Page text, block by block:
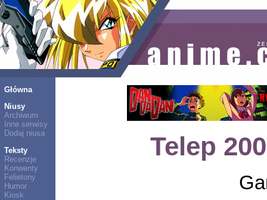
Główna
Niusy
Archiwum
Inne serwisy
Dodaj niusa
Teksty
Recenzje
Konwenty
Felietony
Humor
Kiosk
Telep